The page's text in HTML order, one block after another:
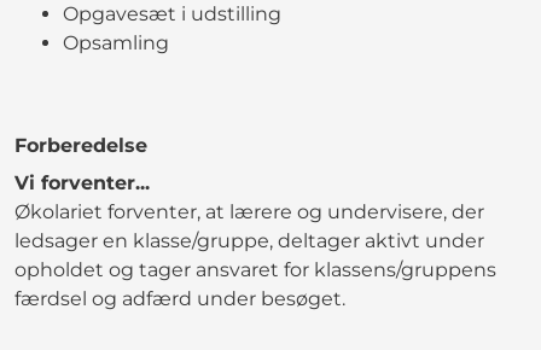
Opgavesæt i udstilling
Opsamling
Forberedelse
Vi forventer...
Økolariet forventer, at lærere og undervisere, der
ledsager en klasse/gruppe, deltager aktivt under
opholdet og tager ansvaret for klassens/gruppens
færdsel og adfærd under besøget.